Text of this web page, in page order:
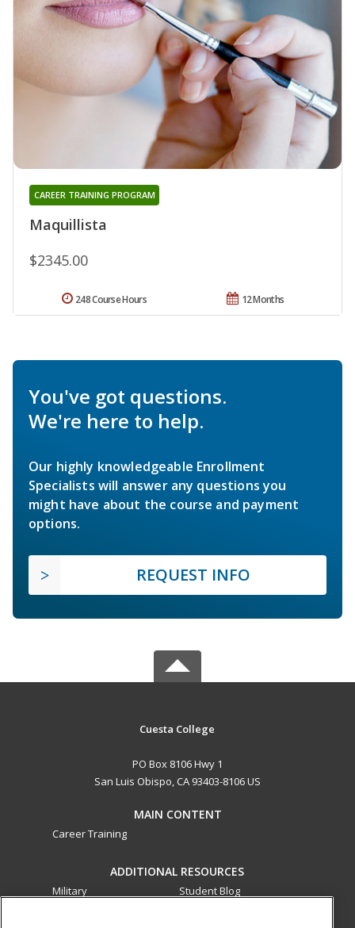
Maquillista
CAREER TRAINING PROGRAM
$2345.00
12 Months
248 Course Hours
You've got questions.
We're here to help.
Our highly knowledgeable Enrollment
Specialists will answer any questions you
might have about the course and payment
options.
REQUEST INFO
Cuesta College
PO Box 8106 Hwy 1
San Luis Obispo, CA 93403-8106 US
MAIN CONTENT
Career Training
ADDITIONAL RESOURCES
Military
Student Blog